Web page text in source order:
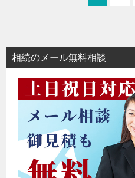
相続のメール無料相談